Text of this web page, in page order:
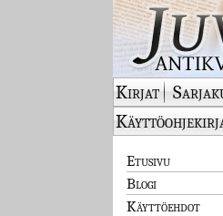
Kirjat
Etusivu
Blogi
Käyttöehdot